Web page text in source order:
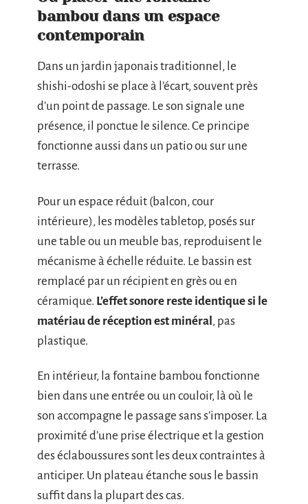
bambou dans un espace
contemporain
Dans un jardin japonais traditionnel, le
shishi-odoshi se place à l’écart, souvent près
d’un point de passage. Le son signale une
présence, il ponctue le silence. Ce principe
fonctionne aussi dans un patio ou sur une
terrasse.
Pour un espace réduit (balcon, cour
intérieure), les modèles tabletop, posés sur
une table ou un meuble bas, reproduisent le
mécanisme à échelle réduite. Le bassin est
remplacé par un récipient en grès ou en
céramique. L’effet sonore reste identique si le
matériau de réception est minéral, pas
plastique.
En intérieur, la fontaine bambou fonctionne
bien dans une entrée ou un couloir, là où le
son accompagne le passage sans s’imposer. La
proximité d’une prise électrique et la gestion
des éclaboussures sont les deux contraintes à
anticiper. Un plateau étanche sous le bassin
suffit dans la plupart des cas.